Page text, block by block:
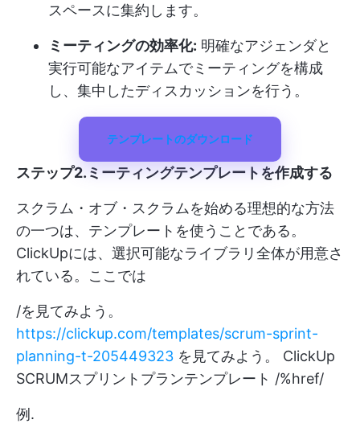
スペースに集約します。
ミーティングの効率化: 明確なアジェンダと
実行可能なアイテムでミーティングを構成
し、集中したディスカッションを行う。
テンプレートのダウンロード
ステップ2.ミーティングテンプレートを作成する
スクラム・オブ・スクラムを始める理想的な方法
の一つは、テンプレートを使うことである。
ClickUpには、選択可能なライブラリ全体が用意さ
れている。ここでは
/を見てみよう。
https://clickup.com/templates/scrum-sprint-
planning-t-205449323 を見てみよう。 ClickUp
SCRUMスプリントプランテンプレート /%href/
例.